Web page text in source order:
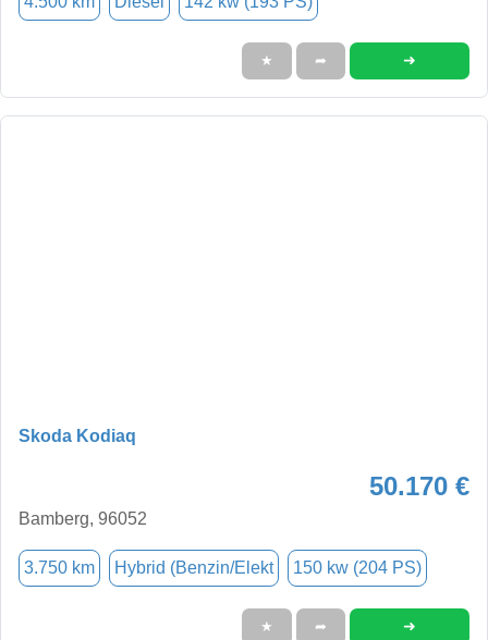
★ ➦ ➜
Skoda Kodiaq
50.170 €
Bamberg, 96052
3.750 km Hybrid (Benzin/Elekt 150 kw (204 PS)
★ ➦ ➜